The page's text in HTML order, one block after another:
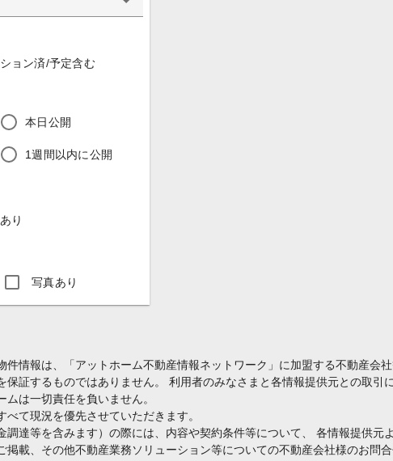
ョン済/予定含む
本日公開
1週間以内に公開
り
写真あり
件情報は、「アットホーム不動産情報ネットワーク」に加盟する不動産
保証するものではありません。 利用者のみなさまと各情報提供元との取
は一切責任を負いません。
て現況を優先させていただきます。
調達等を含みます）の際には、内容や契約条件等について、 各情報提供元
掲載、その他不動産業務ソリューション等についての不動産会社様のお問